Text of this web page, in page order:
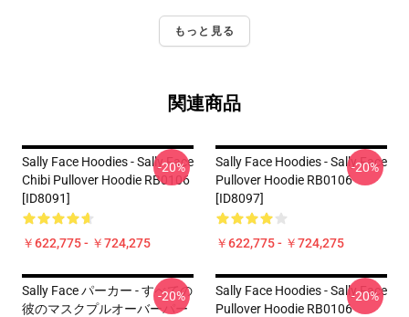
もっと見る
関連商品
Sally Face Hoodies - Sally Face
Chibi Pullover Hoodie RB0106
[ID8091]
￥622,775 - ￥724,275
-20%
Sally Face Hoodies - Sally Face
Pullover Hoodie RB0106
[ID8097]
￥622,775 - ￥724,275
-20%
Sally Face パーカー - すべての
彼のマスクプルオーバーパー
-20%
Sally Face Hoodies - Sally Face
Pullover Hoodie RB0106
-20%